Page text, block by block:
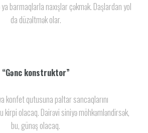
barmaqlarla naxışlar çəkmək. Daşlardan yol
da düzəltmək olar.
“Gənc konstruktor”
konfet qutusuna paltar sancaqlarını
kirpi olacaq. Dairəvi siniyə möhkəmləndirsək,
bu, günəş olacaq.